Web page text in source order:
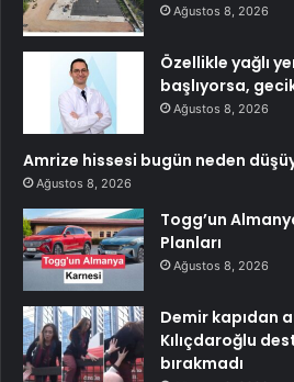
Ağustos 8, 2026
Özellikle yağlı
başlıyorsa,
Ağustos 8, 2026
Amrize hissesi bugün neden
Ağustos 8, 2026
Togg’un
Planları
Ağustos 8, 2026
Demir kapıdan
Kılıçdaroğlu
bırakmadı